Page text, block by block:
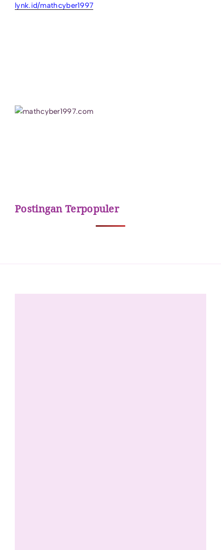
lynk.id/mathcyber1997
Postingan Terpopuler